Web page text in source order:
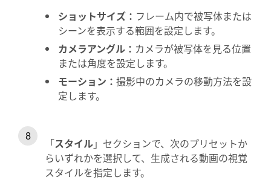
ショットサイズ ： フレーム内で被写体または
シーンを表示する範囲を設定します。
カメラアングル ： カメラが被写体を見る位置
または角度を設定します。
モーション ： 撮影中のカメラの移動方法を設
定します。
「スタイル」セクションで、次のプリセットか
らいずれかを選択して、生成される動画の視覚
スタイルを指定します。